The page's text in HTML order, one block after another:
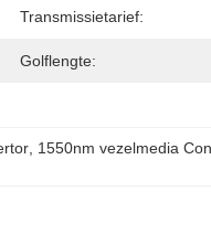
Transmissietarief:
Golflengte:
1550nm vezelmedia